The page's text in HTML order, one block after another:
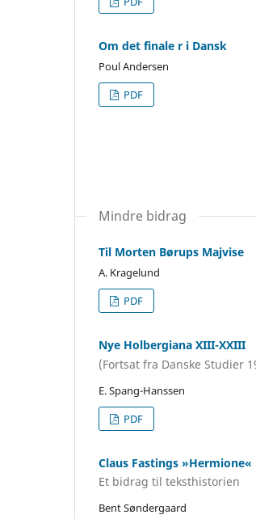
Om det finale r i Dansk
Poul Andersen
PDF
Mindre bidrag
Til Morten Børups Majvise
A. Kragelund
PDF
Nye Holbergiana XIII-XXIII
(Fortsat fra Danske Studier
E. Spang-Hanssen
PDF
Claus Fastings »Hermione«
Et bidrag til teksthistorien
Bent Søndergaard